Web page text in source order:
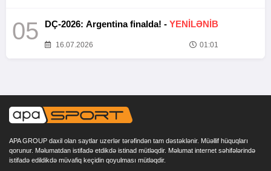
05 DÇ-2026: Argentina finalda! - YENİLƏNİB
16.07.2026 01:01
APA GROUP daxil olan saytlar uzerlər tərəfindən tam dəstəklənir. Müəllif hüquqları
qorunur. Məlumatdan istifadə etdikdə istinad mütləqdir. Məlumat internet səhifələrində
istifadə edildikdə müvafiq keçidin qoyulması mütləqdir.